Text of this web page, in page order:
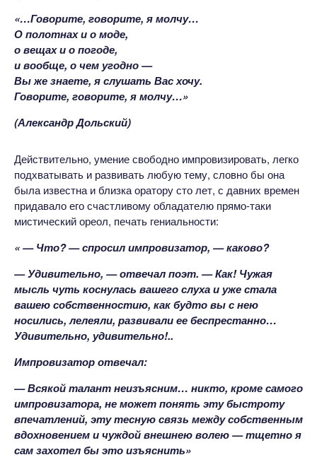
«…Говорите, говорите, я молчу…
О полотнах и о моде,
о вещах и о погоде,
и вообще, о чем угодно —
Вы же знаете, я слушать Вас хочу.
Говорите, говорите, я молчу…»
(Александр Дольский)
Действительно, умение свободно импровизировать, легко
подхватывать и развивать любую тему, словно бы она
была известна и близка оратору сто лет, с давних времен
придавало его счастливому обладателю прямо-таки
мистический ореол, печать гениальности:
« — Что? — спросил импровизатор, — каково?
— Удивительно, — отвечал поэт. — Как! Чужая
мысль чуть коснулась вашего слуха и уже стала
вашею собственностию, как будто вы с нею
носились, лелеяли, развивали ее беспрестанно…
Удивительно, удивительно!..
Импровизатор отвечал:
— Всякой талант неизъясним… никто, кроме самого
импровизатора, не может понять эту быстроту
впечатлений, эту тесную связь между собственным
вдохновением и чуждой внешнею волею — тщетно я
сам захотел бы это изъяснить»